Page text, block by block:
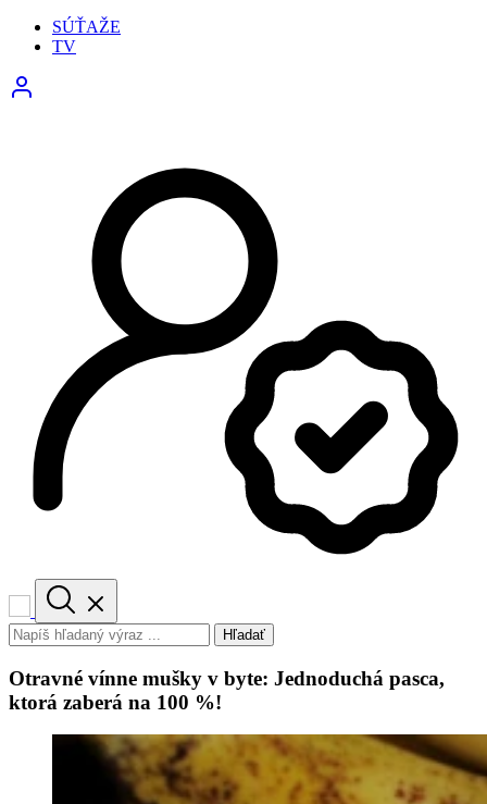
SÚŤAŽE
TV
Hľadať
Otravné vínne mušky v byte: Jednoduchá pasca,
ktorá zaberá na 100 %!